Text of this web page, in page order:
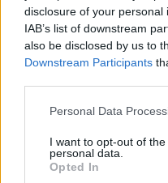
disclosure of your
IAB’s list of downstream
also be disclosed by us to
Downstream Participants
Please note that this
not limited to your visit or
grant or deny consent to
use your data for below
Personal Data
I want to opt-out of
personal data.
Opted In
általános iskolák
SASSZÁMLÁLÁS
2023. január. 11. 14:47
A
GÓLYÁK NEM
2022. december. 12. 10:51
Befogásuk és meleg helyen
felesleges.